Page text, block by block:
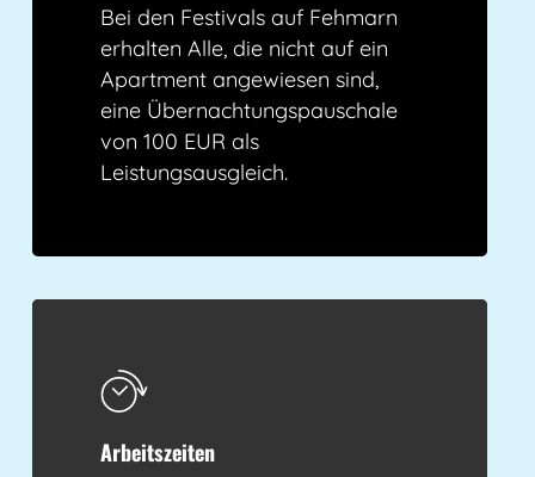
Bei den Festivals auf Fehmarn
erhalten Alle, die nicht auf ein
Apartment angewiesen sind,
eine Übernachtungspauschale
von 100 EUR als
Leistungsausgleich.
Arbeitszeiten